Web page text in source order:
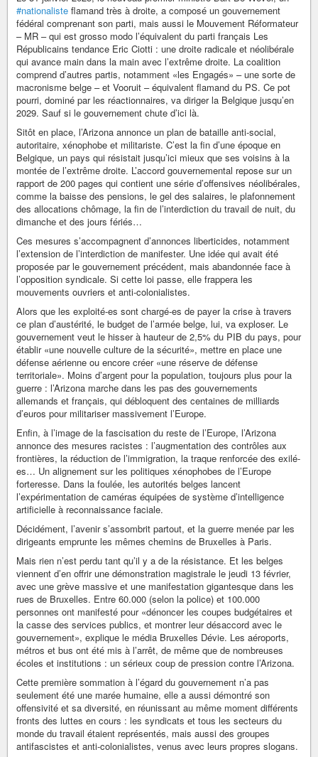
#nationaliste flamand très à droite, a composé un gouvernement
fédéral comprenant son parti, mais aussi le Mouvement Réformateur
– MR – qui est grosso modo l’équivalent du parti français Les
Républicains tendance Eric Ciotti : une droite radicale et néolibérale
qui avance main dans la main avec l’extrême droite. La coalition
comprend d’autres partis, notamment «les Engagés» – une sorte de
macronisme belge – et Vooruit – équivalent flamand du PS. Ce pot
pourri, dominé par les réactionnaires, va diriger la Belgique jusqu’en
2029. Sauf si le gouvernement chute d’ici là.
Sitôt en place, l’Arizona annonce un plan de bataille anti-social,
autoritaire, xénophobe et militariste. C’est la fin d’une époque en
Belgique, un pays qui résistait jusqu’ici mieux que ses voisins à la
montée de l’extrême droite. L’accord gouvernemental repose sur un
rapport de 200 pages qui contient une série d’offensives néolibérales,
comme la baisse des pensions, le gel des salaires, le plafonnement
des allocations chômage, la fin de l’interdiction du travail de nuit, du
dimanche et des jours fériés…
Ces mesures s’accompagnent d’annonces liberticides, notamment
l’extension de l’interdiction de manifester. Une idée qui avait été
proposée par le gouvernement précédent, mais abandonnée face à
l’opposition syndicale. Si cette loi passe, elle frappera les
mouvements ouvriers et anti-colonialistes.
Alors que les exploité-es sont chargé-es de payer la crise à travers
ce plan d’austérité, le budget de l’armée belge, lui, va exploser. Le
gouvernement veut le hisser à hauteur de 2,5% du PIB du pays, pour
établir «une nouvelle culture de la sécurité», mettre en place une
défense aérienne ou encore créer «une réserve de défense
territoriale». Moins d’argent pour la population, toujours plus pour la
guerre : l’Arizona marche dans les pas des gouvernements
allemands et français, qui débloquent des centaines de milliards
d’euros pour militariser massivement l’Europe.
Enfin, à l’image de la fascisation du reste de l’Europe, l’Arizona
annonce des mesures racistes : l’augmentation des contrôles aux
frontières, la réduction de l’immigration, la traque renforcée des exilé-
es… Un alignement sur les politiques xénophobes de l’Europe
forteresse. Dans la foulée, les autorités belges lancent
l’expérimentation de caméras équipées de système d’intelligence
artificielle à reconnaissance faciale.
Décidément, l’avenir s’assombrit partout, et la guerre menée par les
dirigeants emprunte les mêmes chemins de Bruxelles à Paris.
Mais rien n’est perdu tant qu’il y a de la résistance. Et les belges
viennent d’en offrir une démonstration magistrale le jeudi 13 février,
avec une grève massive et une manifestation gigantesque dans les
rues de Bruxelles. Entre 60.000 (selon la police) et 100.000
personnes ont manifesté pour «dénoncer les coupes budgétaires et
la casse des services publics, et montrer leur désaccord avec le
gouvernement», explique le média Bruxelles Dévie. Les aéroports,
métros et bus ont été mis à l’arrêt, de même que de nombreuses
écoles et institutions : un sérieux coup de pression contre l’Arizona.
Cette première sommation à l’égard du gouvernement n’a pas
seulement été une marée humaine, elle a aussi démontré son
offensivité et sa diversité, en réunissant au même moment différents
fronts des luttes en cours : les syndicats et tous les secteurs du
monde du travail étaient représentés, mais aussi des groupes
antifascistes et anti-colonialistes, venus avec leurs propres slogans.